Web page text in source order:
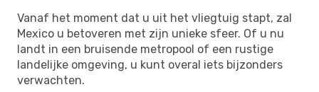
Vanaf het moment dat u uit het vliegtuig stapt, zal
Mexico u betoveren met zijn unieke sfeer. Of u nu
landt in een bruisende metropool of een rustige
landelijke omgeving, u kunt overal iets bijzonders
verwachten.